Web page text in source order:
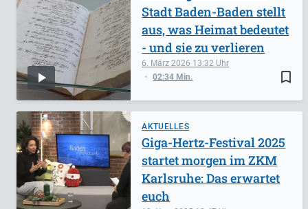
bookmark_border
6. März 2026 13:32
02:34 Min.
Stadt Baden-Baden stellt
aus, was Heimat bedeutet
- und sie zu verlieren
AKTUELLES
Giga-Hertz-Festival 2025
startet morgen im ZKM
Karlsruhe: Das erwartet
euch